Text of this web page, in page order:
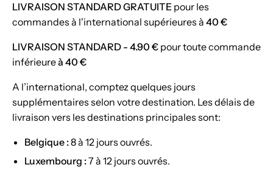
LIVRAISON STANDARD GRATUITE pour les
commandes à l'international supérieures à 40 €
LIVRAISON STANDARD - 4.90 € pour toute commande
inférieureà 40 €
A l’international, comptez quelques jours
supplémentaires selon votre destination. Les délais de
livraison vers les destinations principales sont:
Belgique :8 à 12 jours ouvrés.
Luxembourg :7 à 12 jours ouvrés.